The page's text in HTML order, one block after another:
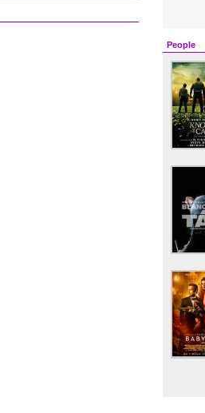
People